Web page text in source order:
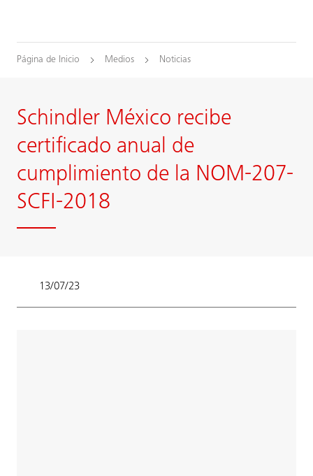
Página de Inicio Medios Noticias
Schindler México recibe
certificado anual de
cumplimiento de la NOM-207-
SCFI-2018
13/07/23